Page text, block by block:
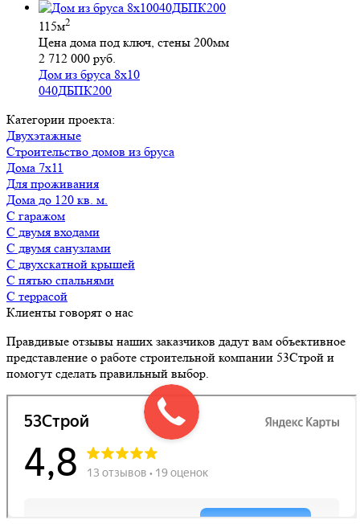
115м2
Цена дома под ключ, стены 200мм
2 712 000 руб.
Дом из бруса 8х10
040ДБПК200
Категории проекта:
Двухэтажные
Строительство домов из бруса
Дома 7х11
для проживания
Дома до 120 кв. м.
с гаражом
с двумя входами
с двумя санузлами
с двухскатной крышей
с пятью спальнями
с террасой
Клиенты говорят о нас
Правдивые отзывы наших заказчиков дадут вам объективное
представление о работе строительной компании 53Строй и
помогут сделать правильный выбор.